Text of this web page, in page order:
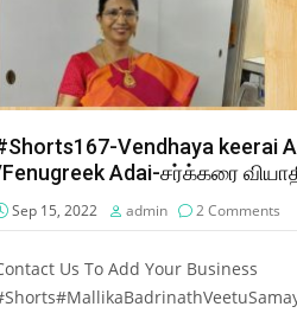
Vendhaya keerai
Adai-சர்க்கரை
Sep 15, 2022 admin 2 Comments
Us To Add Your Business